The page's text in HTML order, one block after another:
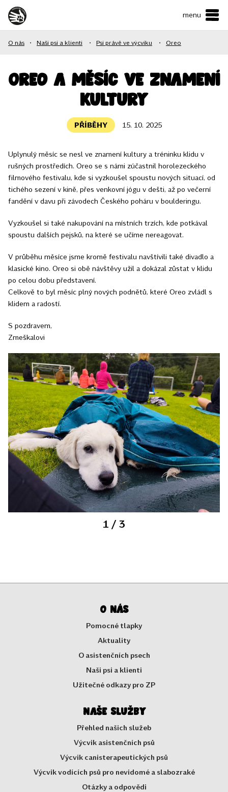
menu
O NÁS
NAŠE SLUŽBY
JAK MŮŽETE POMOCI?
E-shop
Podpořit
O nás • Naši psi a klienti • Psi právě ve výcviku • Oreo
Oreo a měsíc ve znamení
kultury
PŘÍBĚHY 15. 10. 2025
Uplynulý měsíc se nesl ve znamení kultury a tréninku klidu v
rušných prostředích. Oreo se s námi zúčastnil horolezeckého
filmového festivalu, kde si vyzkoušel spoustu nových situací, od
tichého sezení v kině, přes venkovní jógu v dešti, až po večerní
fandění v davu při závodech Českého poháru v boulderingu.
Vyzkoušel si také nakupování na místních trzích, kde potkával
spoustu dalších pejsků, na které se učíme nereagovat.
V průběhu měsíce jsme kromě festivalu navštívili také divadlo a
klasické kino. Oreo si obě návštěvy užil a dokázal zůstat v klidu
po celou dobu představení.
Celkově to byl měsíc plný nových podnětů, které Oreo zvládl s
klidem a radostí.
S pozdravem,
Zmeškalovi
1 / 3
O nás
Pomocné tlapky
Aktuality
O asistenčních psech
Naši psi a klienti
Užitečné odkazy pro ZP
Naše služby
Přehled našich služeb
Výcvik asistenčních psů
Výcvik canisterapeutických psů
Výcvik vodících psů pro nevidomé a slabozraké
Otázky a odpovědi